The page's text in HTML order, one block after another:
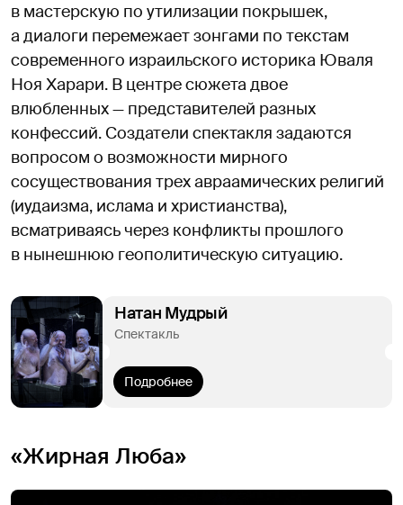
в мастерскую по утилизации покрышек,
а диалоги перемежает зонгами по текстам
современного израильского историка Юваля
Ноя Харари. В центре сюжета двое
влюбленных — представителей разных
конфессий. Создатели спектакля задаются
вопросом о возможности мирного
сосуществования трех авраамических религий
(иудаизма, ислама и христианства),
всматриваясь через конфликты прошлого
в нынешнюю геополитическую ситуацию.
Натан Мудрый
Спектакль
Подробнее
«Жирная Люба»